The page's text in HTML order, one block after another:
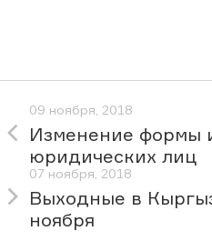
09 ноября, 2018
Изменение формы
юридических лиц
07 ноября, 2018
Выходные в
ноября